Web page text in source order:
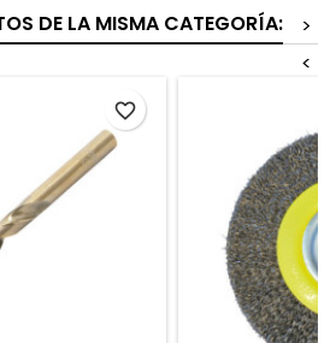
DE LA MISMA CATEGORÍA:
>
<
favorite_border